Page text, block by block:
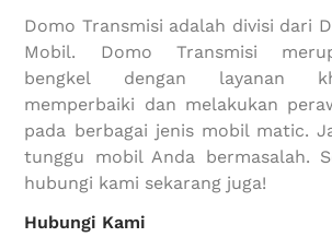
Domo Transmisi adalah divisi dari
Mobil. Domo Transmisi
bengkel dengan layanan
memperbaiki dan melakukan
pada berbagai jenis mobil matic.
tunggu mobil Anda bermasalah.
hubungi kami sekarang juga!
Hubungi Kami